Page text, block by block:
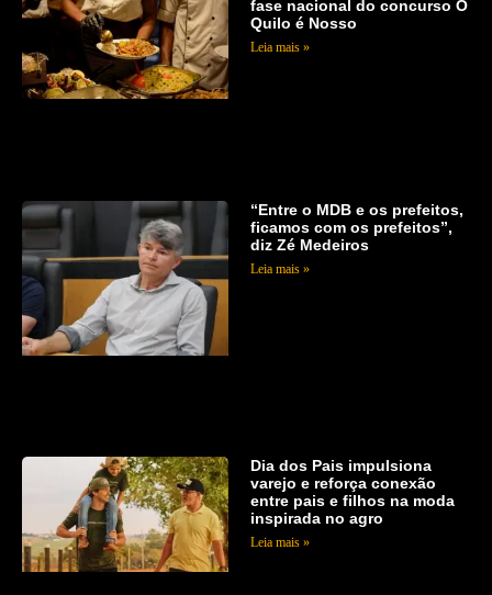
fase nacional do concurso O
Quilo é Nosso
Leia mais »
“Entre o MDB e os prefeitos,
ficamos com os prefeitos”,
diz Zé Medeiros
Leia mais »
Dia dos Pais impulsiona
varejo e reforça conexão
entre pais e filhos na moda
inspirada no agro
Leia mais »